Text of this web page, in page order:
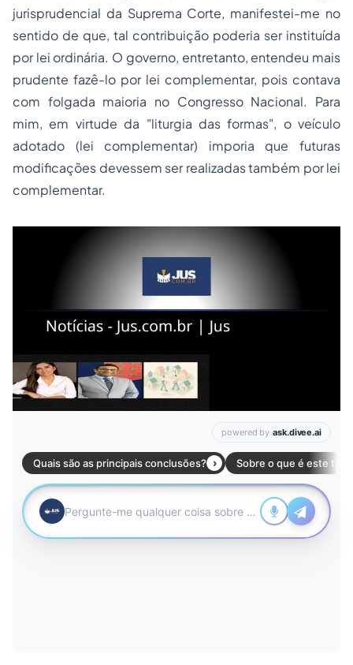
jurisprudencial da Suprema Corte, manifestei-me no
sentido de que, tal contribuição poderia ser instituída
por lei ordinária. O governo, entretanto, entendeu mais
prudente fazê-lo por lei complementar, pois contava
com folgada maioria no Congresso Nacional. Para
mim, em virtude da "liturgia das formas", o veículo
adotado (lei complementar) imporia que futuras
modificações devessem ser realizadas também por lei
complementar.